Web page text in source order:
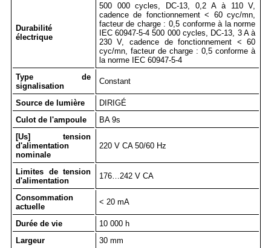
Durabilité
électrique
500 000 cycles, DC-13, 0,2 A à 110 V,
cadence de fonctionnement < 60 cyc/mn,
facteur de charge : 0,5 conforme à la norme
IEC 60947-5-4 500 000 cycles, DC-13, 3 A à
230 V, cadence de fonctionnement < 60
cyc/mn, facteur de charge : 0,5 conforme à
la norme IEC 60947-5-4
Type de
signalisation
Constant
Source de lumière
DIRIGÉ
Culot de l'ampoule
BA 9s
[Us] tension
d'alimentation
nominale
220 V CA 50/60 Hz
Limites de tension
d'alimentation
176…242 V CA
Consommation
actuelle
< 20 mA
Durée de vie
10 000 h
Largeur
30 mm